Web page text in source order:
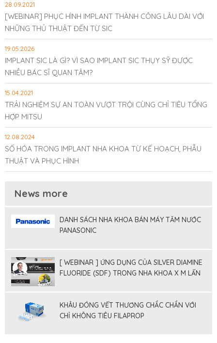
28.09.2021
[WEBINAR] PHỤC HÌNH IMPLANT THÀNH CÔNG LÂU DÀI VỚI
NHỮNG THỦ THUẬT ĐẾN TỪ SIC
19.05.2026
IMPLANT SIC LÀ GÌ? VÌ SAO IMPLANT SIC THỤY SỸ ĐƯỢC
NHIỀU BÁC SĨ QUAN TÂM?
15.04.2021
TRẢI NGHIỆM SỰ AN TOÀN VƯỢT TRỘI CÙNG CHỈ TIÊU TỔNG
HỢP MITSU
12.08.2024
SỐ HÓA TRONG IMPLANT NHA KHOA TỪ KẾ HOẠCH, PHẪU
THUẬT VÀ PHỤC HÌNH
News more
DANH SÁCH NHA KHOA BÁN MÁY TĂM NƯỚC
PANASONIC
[ WEBINAR ] ỨNG DỤNG CỦA SILVER DIAMINE
FLUORIDE (SDF) TRONG NHA KHOA X M LẤN
KHÂU ĐÓNG VẾT THƯƠNG CHẮC CHẮN VỚI
CHỈ KHÔNG TIÊU FILAPROP